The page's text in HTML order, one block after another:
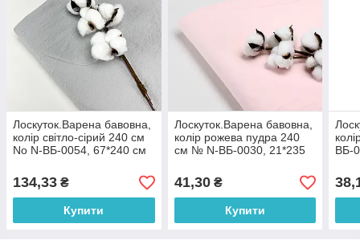
Лоскуток.Варена бавовна,
колір світло-сірий 240 см
No N-ВБ-0054, 67*240 см
134,33 ₴
Купити
Лоскуток.Варена бавовна,
колір рожева пудра 240
см № N-ВБ-0030, 21*235
41,30₴
Купити
ВБ-